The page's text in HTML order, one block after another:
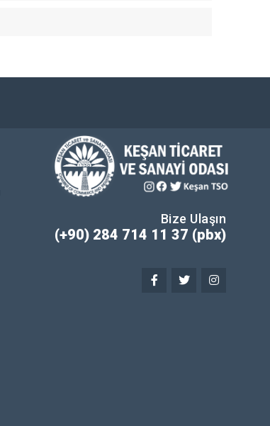
Bize Ulaşın
(+90) 284 714 11 37 (pbx)